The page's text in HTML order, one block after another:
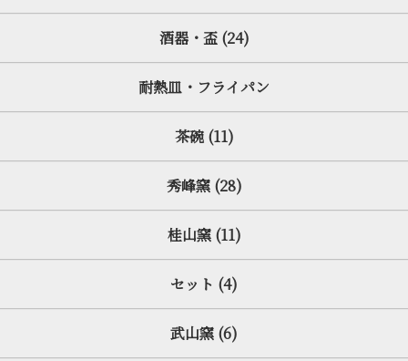
酒器・盃 (24)
耐熱皿・フライパン
茶碗 (11)
秀峰窯 (28)
桂山窯 (11)
セット (4)
武山窯 (6)